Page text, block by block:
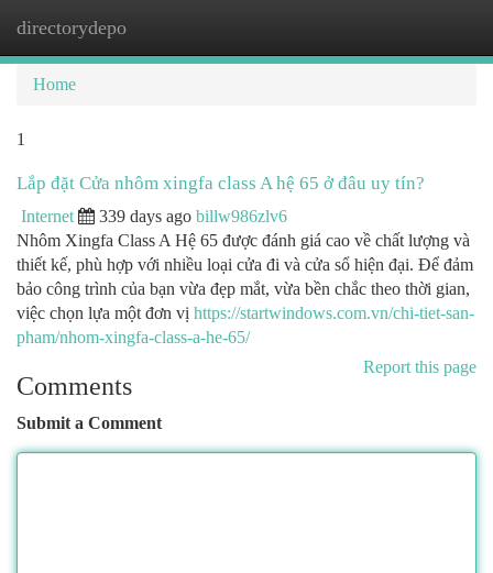
directorydepo
Home
1
Lắp đặt Cửa nhôm xingfa class A hệ 65 ở đâu uy tín?
Internet 339 days ago billw986zlv6
Nhôm Xingfa Class A Hệ 65 được đánh giá cao về chất lượng và
thiết kế, phù hợp với nhiều loại cửa đi và cửa sổ hiện đại. Để đảm
bảo công trình của bạn vừa đẹp mắt, vừa bền chắc theo thời gian,
việc chọn lựa một đơn vị https://startwindows.com.vn/chi-tiet-san-
pham/nhom-xingfa-class-a-he-65/
Report this page
Comments
Submit a Comment